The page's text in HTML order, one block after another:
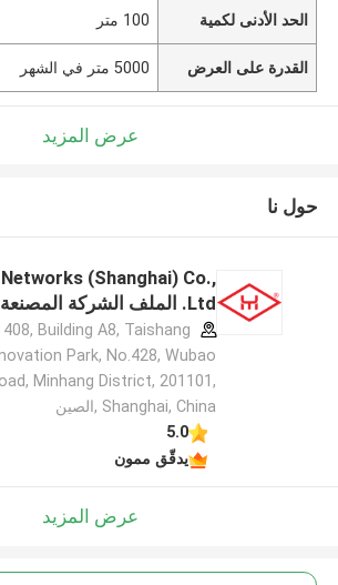
الحد الأدنى لكمية 100 متر
القدرة على العرض 5000 متر في الشهر
عرض المزيد
حول نا
Networks (Shanghai) Co.,
Ltd. الملف الشركة المصنعة
408, Building A8, Taishang
Park, No.428, Wubao
Minhang District, 201101,
Shanghai, China ,الصين
5.0
يدقّق ممون
عرض المزيد